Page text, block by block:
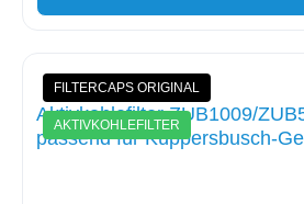
FILTERCAPS ORIGINAL
AKTIVKOHLEFILTER
Aktivkohlefilter ZUB1009/
passend für Küppersbusch-